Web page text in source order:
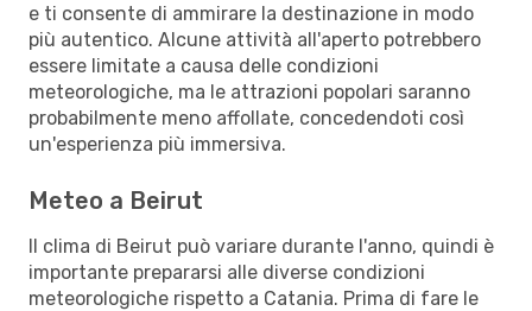
e ti consente di ammirare la destinazione in modo
più autentico. Alcune attività all'aperto potrebbero
essere limitate a causa delle condizioni
meteorologiche, ma le attrazioni popolari saranno
probabilmente meno affollate, concedendoti così
un'esperienza più immersiva.
Meteo a Beirut
Il clima di Beirut può variare durante l'anno, quindi è
importante prepararsi alle diverse condizioni
meteorologiche rispetto a Catania. Prima di fare le